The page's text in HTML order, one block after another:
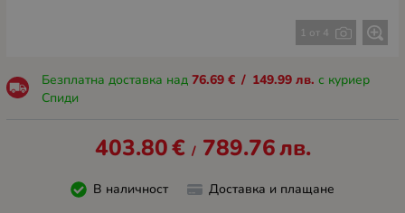
1 от 4
Безплатна доставка над 76.69 € / 149.99 лв. с куриер
Спиди
403.80€ / 789.76лв.
В наличност Доставка и плащане